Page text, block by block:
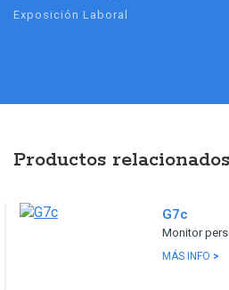
Exposición Laboral
Productos relacionados
G7c
Monitor
MÁS INFO >